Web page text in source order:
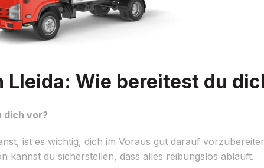
Lleida: Wie bereitest du
dich vor?
ist es wichtig, dich im Voraus gut darauf
kannst du sicherstellen, dass alles reibungslos abläuft.